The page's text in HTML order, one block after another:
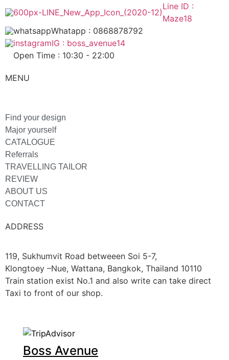
Line ID :
Maze18
Whatapp : 0868878792
IG : boss_avenue14
Open Time : 10:30 - 22:00
MENU
Find your design
Major yourself
CATALOGUE
Referrals
TRAVELLING TAILOR
REVIEW
ABOUT US
CONTACT
ADDRESS
119, Sukhumvit Road betweeen Soi 5-7,
Klongtoey –Nue, Wattana, Bangkok, Thailand 10110
Train station exist No.1 and also write can take direct
Taxi to front of our shop.
Boss Avenue